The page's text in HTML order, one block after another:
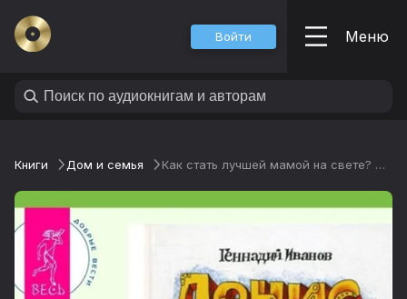
Войти Меню
Книги Дом и семья Как стать лучшей мамой на свете? Денис-изобретатель